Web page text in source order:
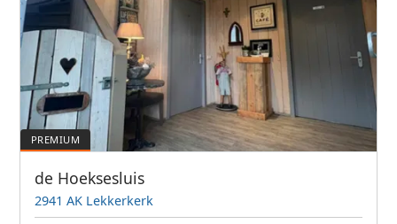
de Hoeksesluis
2941 AK Lekkerkerk